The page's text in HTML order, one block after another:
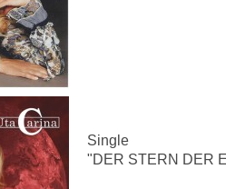
Single
"DER STERN DER